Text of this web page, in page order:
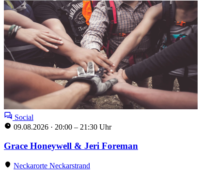
Social
09.08.2026 · 20:00 – 21:30 Uhr
Grace Honeywell & Jeri Foreman
Neckarorte Neckarstrand